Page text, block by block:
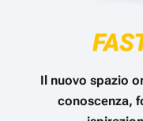
Il nuovo spazio
conoscenza,